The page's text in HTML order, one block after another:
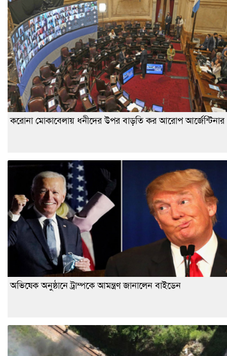
করোনা মোকাবেলায় ধনীদের উপর বাড়তি কর আরোপ আর্জেন্টিনার
অভিষেক অনুষ্ঠানে ট্রাম্পকে আমন্ত্রণ জানালেন বাইডেন